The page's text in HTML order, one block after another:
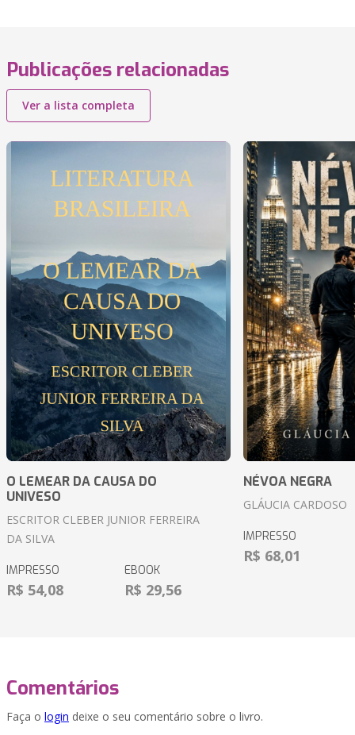
Publicações relacionadas
Ver a lista completa
O LEMEAR DA CAUSA DO
UNIVESO
ESCRITOR CLEBER JUNIOR FERREIRA
DA SILVA
IMPRESSO
R$ 54,08
EBOOK
R$ 29,56
NÉVOA NEGRA
GLÁUCIA CARDOSO
IMPRESSO
R$ 68,01
Comentários
Faça o login deixe o seu comentário sobre o livro.